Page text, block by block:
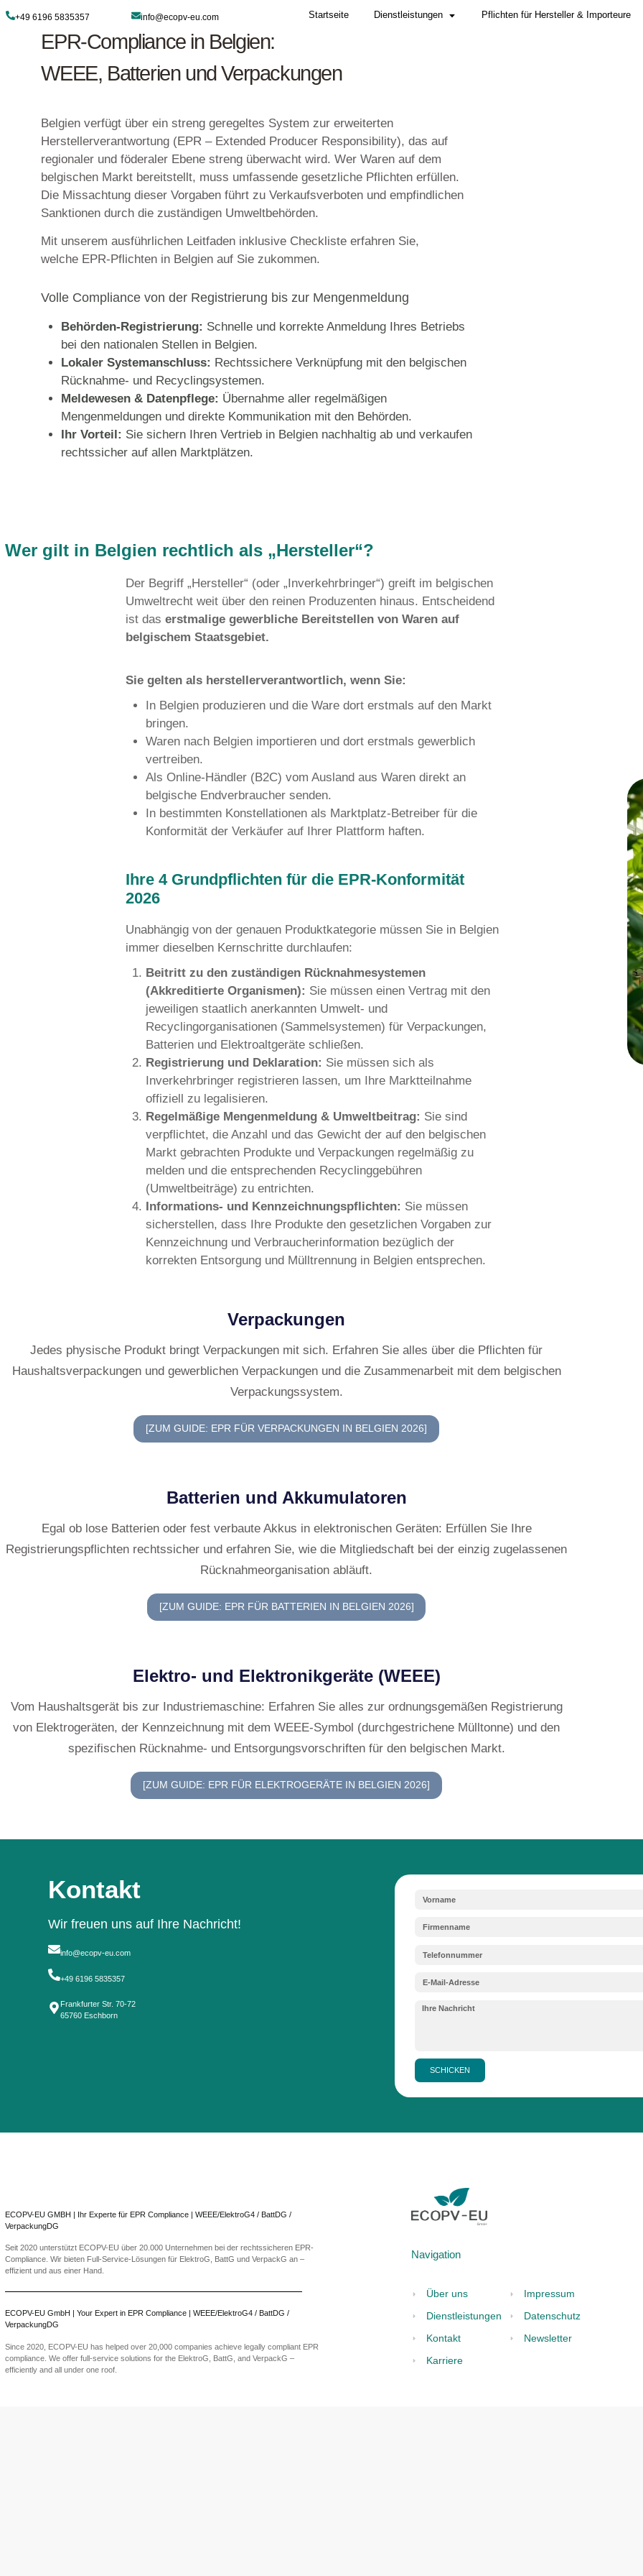
+49 6196 5835357 info@ecopv-eu.com Startseite Dienstleistungen
EPR-Compliance in Belgien:
Belgien verfügt über ein streng geregeltes System zur erweiterten
Herstellerverantwortung (EPR – Extended Producer Responsibility), das auf
belgischen Markt bereitstellt, muss umfassende gesetzliche Pflichten
Sanktionen durch die zuständigen Umweltbehörden.
Mit unserem ausführlichen Leitfaden inklusive Checkliste erfahren Sie,
welche EPR-Pflichten in Belgien auf Sie zukommen.
Volle Compliance von der Registrierung bis zur Mengenmeldung
Rücknahme- und Recyclingsystemen.
Mengenmeldungen und direkte Kommunikation mit den Behörden.
Ihr Vorteil:Sie sichern Ihren Vertrieb in Belgien nachhaltig ab und
rechtssicher auf allen Marktplätzen.
Wer gilt in Belgien rechtlich als „Hersteller“?
Der Begriff „Hersteller“ (oder „Inverkehrbringer“) greift im
Umweltrecht weit über den reinen Produzenten hinaus.
ist daserstmalige gewerbliche Bereitstellen von Waren
Sie gelten als herstellerverantwortlich, wenn Sie:
In Belgien produzieren und die Ware dort erstmals auf
bringen.
Waren nach Belgien importieren und dort erstmals
vertreiben.
Als Online-Händler (B2C) vom Ausland aus Waren direkt
belgische Endverbraucher senden.
In bestimmten Konstellationen als Marktplatz-Betreiber
Konformität der Verkäufer auf Ihrer Plattform haften.
Ihre 4 Grundpflichten für die EPR-
Unabhängig von der genauen Produktkategorie müssen Sie
immer dieselben Kernschritte durchlaufen:
Beitritt zu den zuständigen Rücknahmesystemen
(Akkreditierte Organismen):Sie müssen einen Vertrag
jeweiligen staatlich anerkannten Umwelt- und
Batterien und Elektroaltgeräte schließen.
Inverkehrbringer registrieren lassen, um Ihre
offiziell zu legalisieren.
Regelmäßige Mengenmeldung & Umweltbeitrag:
verpflichtet, die Anzahl und das Gewicht der auf den
melden und die entsprechenden Recyclinggebühren
(Umweltbeiträge) zu entrichten.
Informations- und Kennzeichnungspflichten:
sicherstellen, dass Ihre Produkte den gesetzlichen
Kennzeichnung und Verbraucherinformation bezüglich der
korrekten Entsorgung und Mülltrennung in Belgien
Verpackungen
Jedes physische Produkt bringt Verpackungen mit sich. Erfahren Sie alles
Haushaltsverpackungen und gewerblichen Verpackungen und die
Verpackungssystem.
Batterien und Akkumulatoren
Egal ob lose Batterien oder fest verbaute Akkus in elektronischen Geräten:
Registrierungspflichten rechtssicher und erfahren Sie, wie die Mitgliedschaft bei
Rücknahmeorganisation abläuft.
[ZUM GUIDE: EPR FÜR BATTERIEN IN BELGIEN 2026]